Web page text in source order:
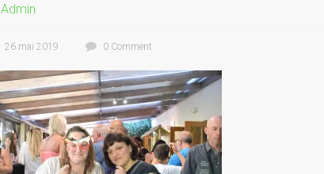
Admin
26 mai 2019 0 Comment